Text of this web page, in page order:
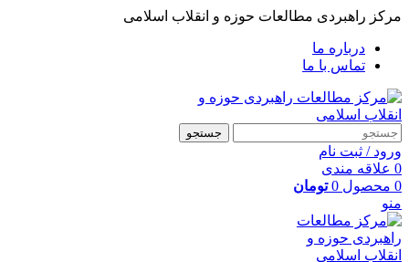
مرکز راهبردی مطالعات حوزه و انقلاب اسلامی
درباره ما
تماس با ما
جستجو
ورود / ثبت نام
0 علاقه مندی
0 محصول 0 تومان
منو